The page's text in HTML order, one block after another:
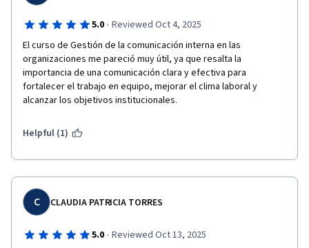
5.0 · Reviewed Oct 4, 2025
El curso de Gestión de la comunicación interna en las
organizaciones me pareció muy útil, ya que resalta la
importancia de una comunicación clara y efectiva para
fortalecer el trabajo en equipo, mejorar el clima laboral y
alcanzar los objetivos institucionales.
Helpful (1)
C CLAUDIA PATRICIA TORRES
5.0 · Reviewed Oct 13, 2025